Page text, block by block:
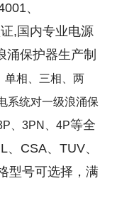
、
,国内专业电源
涌保护器生产制
单相、三相、两
系统对一级浪涌保
、3PN、4P等全
CSA、TUV、
型号可选择，满